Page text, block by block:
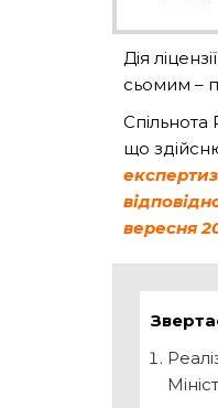
Дія
сьомим –
що
вересня